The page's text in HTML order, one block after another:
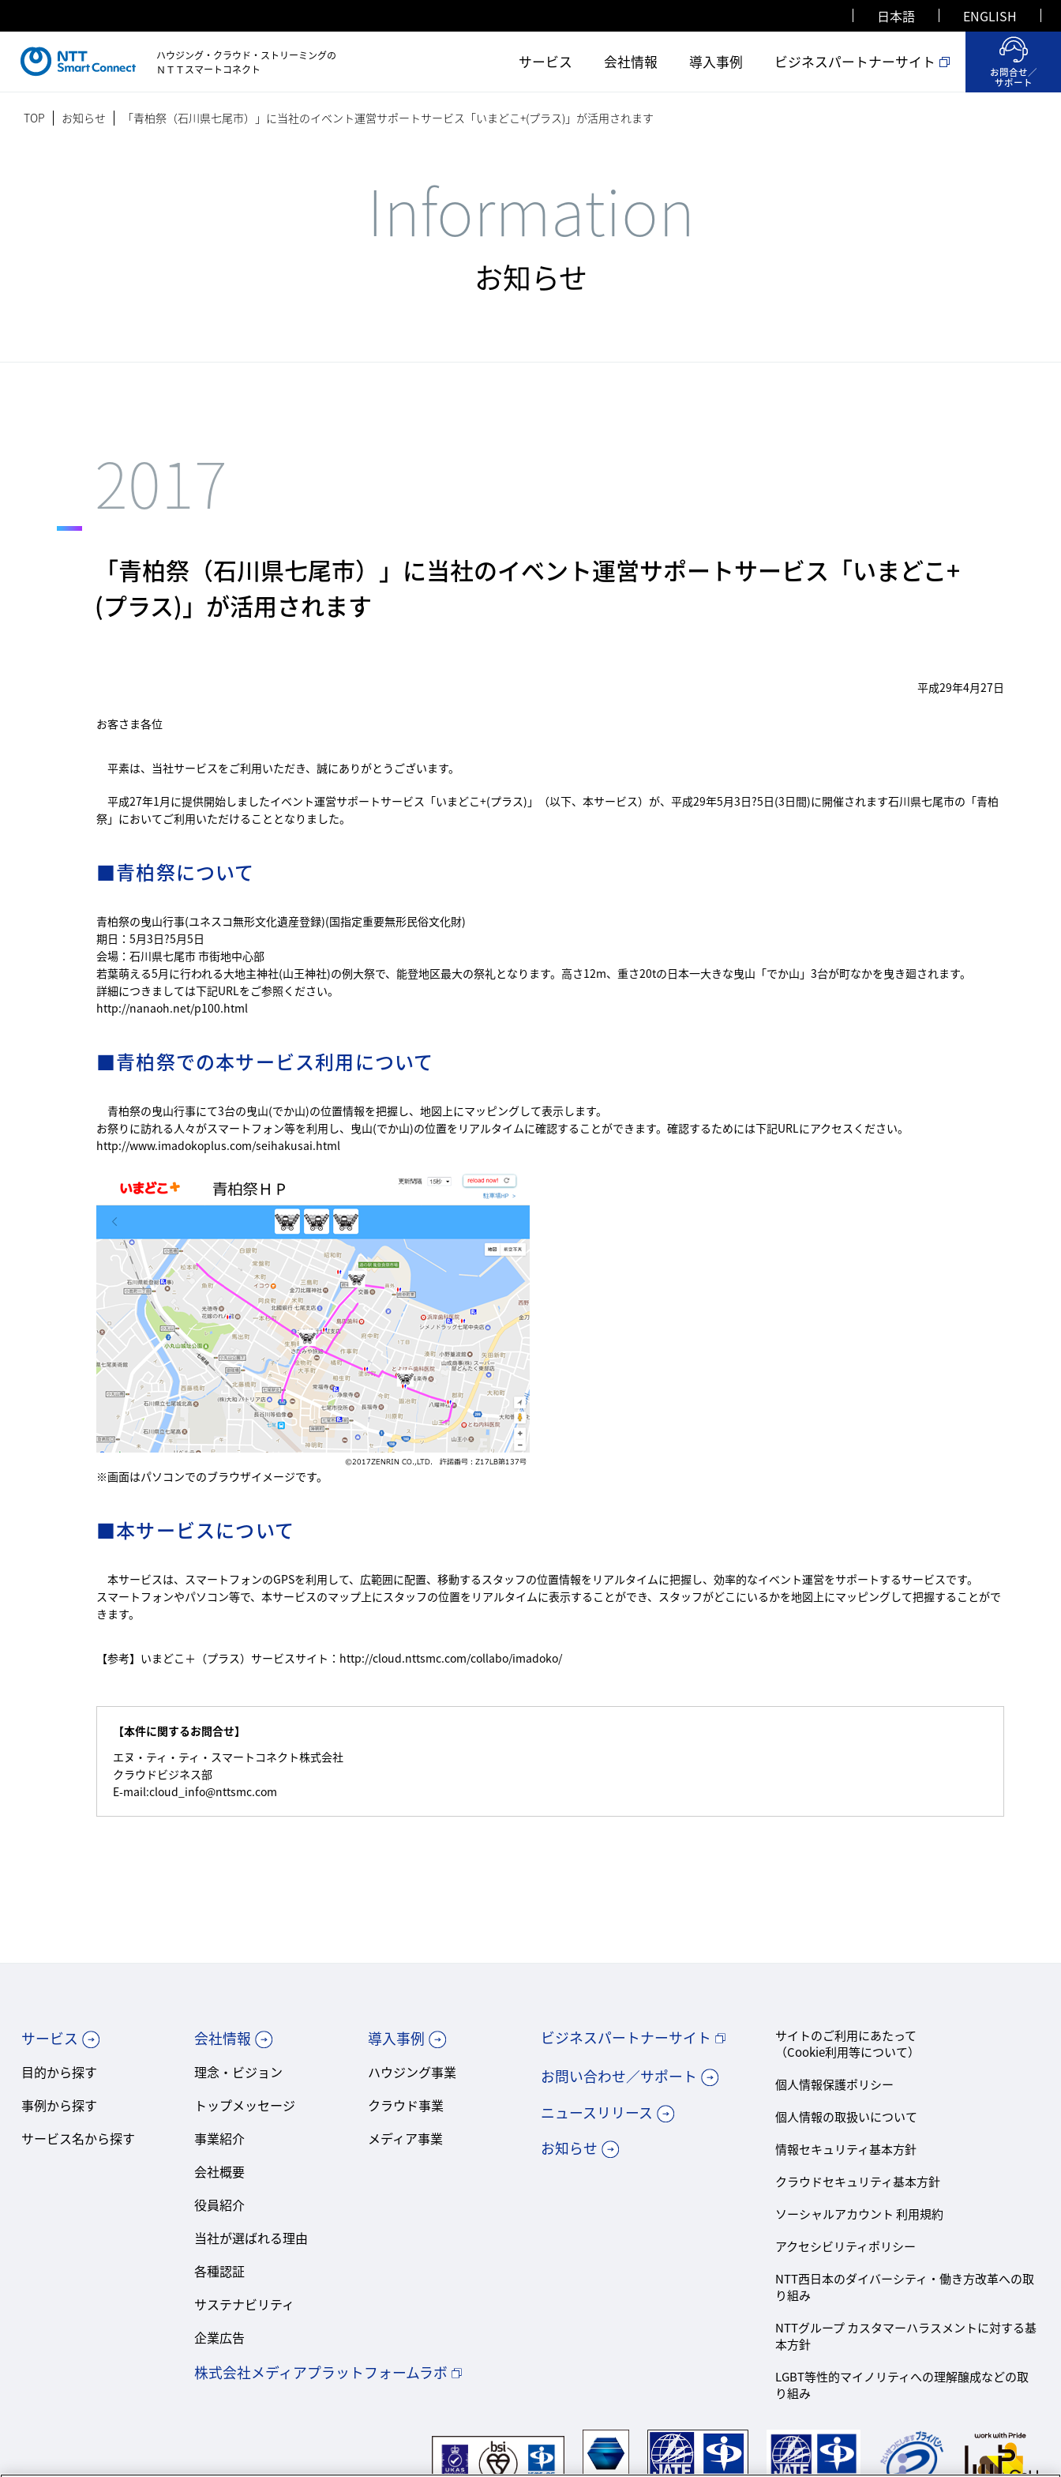
日本語 ENGLISH
ハウジング・クラウド・ストリーミングの
ＮＴＴスマートコネクト
サービス 会社情報 導入事例 ビジネスパートナーサイト
お問合せ／
サポート
TOP お知らせ 「青柏祭（石川県七尾市）」に当社のイベント運営サポートサービス「いまどこ+(プラス)」が活用されます
Information
お知らせ
2017
「青柏祭（石川県七尾市）」に当社のイベント運営サポートサービス「いまどこ+
(プラス)」が活用されます
平成29年4月27日
お客さま各位
平素は、当社サービスをご利用いただき、誠にありがとうございます。
平成27年1月に提供開始しましたイベント運営サポートサービス「いまどこ+(プラス)」（以下、本サービス）が、平成29年5月3日?5日(3日間)に開催されます石川県七尾市の「青柏
祭」においてご利用いただけることとなりました。
■青柏祭について
青柏祭の曳山行事(ユネスコ無形文化遺産登録)(国指定重要無形民俗文化財)
期日：5月3日?5月5日
会場：石川県七尾市 市街地中心部
若葉萌える5月に行われる大地主神社(山王神社)の例大祭で、能登地区最大の祭礼となります。高さ12m、重さ20tの日本一大きな曳山「でか山」3台が町なかを曳き廻されます。
詳細につきましては下記URLをご参照ください。
http://nanaoh.net/p100.html
■青柏祭での本サービス利用について
青柏祭の曳山行事にて3台の曳山(でか山)の位置情報を把握し、地図上にマッピングして表示します。
お祭りに訪れる人々がスマートフォン等を利用し、曳山(でか山)の位置をリアルタイムに確認することができます。確認するためには下記URLにアクセスください。
http://www.imadokoplus.com/seihakusai.html
※画面はパソコンでのブラウザイメージです。
■本サービスについて
本サービスは、スマートフォンのGPSを利用して、広範囲に配置、移動するスタッフの位置情報をリアルタイムに把握し、効率的なイベント運営をサポートするサービスです。
スマートフォンやパソコン等で、本サービスのマップ上にスタッフの位置をリアルタイムに表示することができ、スタッフがどこにいるかを地図上にマッピングして把握することがで
きます。
【参考】いまどこ＋（プラス）サービスサイト： http://cloud.nttsmc.com/collabo/imadoko/
【本件に関するお問合せ】
エヌ・ティ・ティ・スマートコネクト株式会社
クラウドビジネス部
E-mail:cloud_info@nttsmc.com
サービス
目的から探す
事例から探す
サービス名から探す
会社情報
理念・ビジョン
トップメッセージ
事業紹介
会社概要
役員紹介
当社が選ばれる理由
各種認証
サステナビリティ
企業広告
株式会社メディアプラットフォームラボ
導入事例
ハウジング事業
クラウド事業
メディア事業
ビジネスパートナーサイト
お問い合わせ／サポート
ニュースリリース
お知らせ
サイトのご利用にあたって
（Cookie利用等について）
個人情報保護ポリシー
個人情報の取扱いについて
情報セキュリティ基本方針
クラウドセキュリティ基本方針
ソーシャルアカウント 利用規約
アクセシビリティポリシー
NTT西日本のダイバーシティ・働き方改革への取
り組み
NTTグループ カスタマーハラスメントに対する基
本方針
LGBT等性的マイノリティへの理解醸成などの取
り組み